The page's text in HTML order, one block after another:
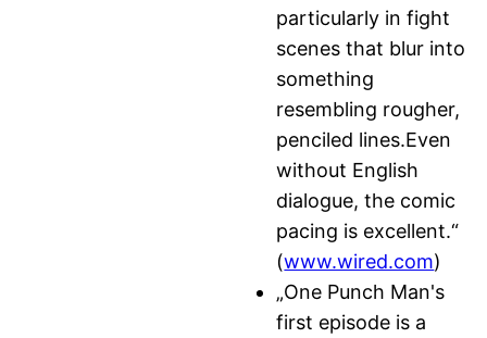
particularly in fight
scenes that blur into
something
resembling rougher,
penciled lines.Even
without English
dialogue, the comic
pacing is excellent.“
(www.wired.com)
„One Punch Man's
first episode is a